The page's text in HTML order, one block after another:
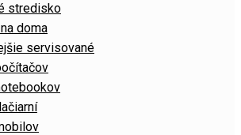
stredisko
doma
servisované